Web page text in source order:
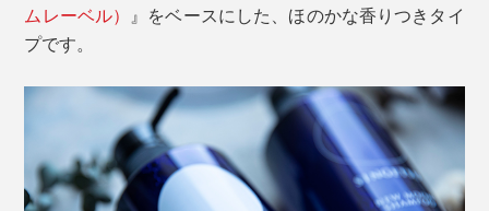
ムレーベル） 』をベースにした、ほのかな香りつきタイ
プです。